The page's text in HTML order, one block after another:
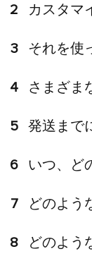
2 カスタマ
3 それを使
4 さまざま
5 発送まで
6 いつ、ど
7 どのよう
8 どのよう